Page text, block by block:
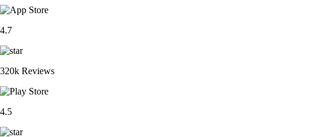
4.7
320k Reviews
4.5